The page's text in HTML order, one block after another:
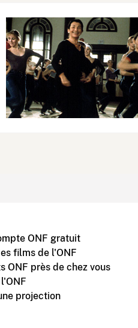
ONF gratuit
films de l'ONF
ONF près de chez vous
projection